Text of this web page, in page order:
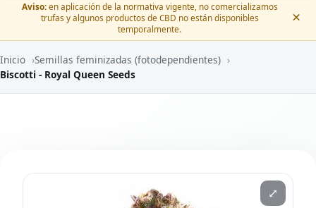
Aviso:en aplicación de la normativa vigente, no comercializamos
trufas y algunos productos de CBD no están disponibles
temporalmente.
×
Inicio ›Semillas feminizadas (fotodependientes) ›
Biscotti - Royal Queen Seeds
⤢